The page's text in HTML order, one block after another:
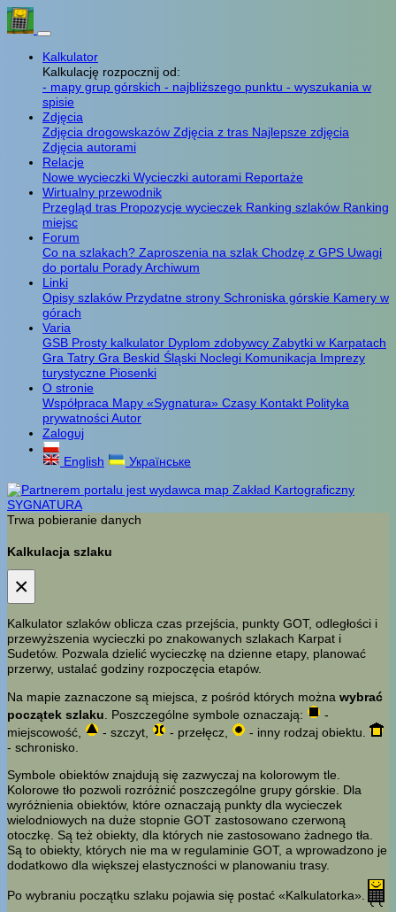
Kalkulator
Kalkulację rozpocznij od:
- mapy grup górskich - najbliższego punktu - wyszukania w
spisie
Zdjęcia
Zdjęcia drogowskazów Zdjęcia z tras Najlepsze zdjęcia
Zdjęcia autorami
Relacje
Nowe wycieczki Wycieczki autorami Reportaże
Wirtualny przewodnik
Przegląd tras Propozycje wycieczek Ranking szlaków Ranking
miejsc
Forum
Co na szlakach? Zaproszenia na szlak Chodzę z GPS Uwagi
do portalu PoradyArchiwum
Linki
Opisy szlaków Przydatne strony Schroniska górskie Kamery w
górach
Varia
GSB Prosty kalkulator Dyplom zdobywcy Zabytki w Karpatach
Gra Tatry Gra Beskid Śląski Noclegi Komunikacja Imprezy
turystyczne Piosenki
O stronie
Współpraca Mapy «Sygnatura» Czasy Kontakt Polityka
prywatnościAutor
Zaloguj
English
Українське
Trwa pobieranie danych
Kalkulacja szlaku
×
Kalkulator szlaków oblicza czas przejścia, punkty GOT, odległości i
przewyższenia wycieczki po znakowanych szlakach Karpat i
Sudetów. Pozwala dzielić wycieczkę na dzienne etapy, planować
przerwy, ustalać godziny rozpoczęcia etapów.
Na mapie zaznaczone są miejsca, z pośród których można wybrać
początek szlaku . Poszczególne symbole oznaczają:
-
miejscowość,
- szczyt, - przełęcz,
- inny rodzaj obiektu.
- schronisko.
Symbole obiektów znajdują się zazwyczaj na kolorowym tle.
Kolorowe tło pozwoli rozróżnić poszczególne grupy górskie. Dla
wyróżnienia obiektów, które oznaczają punkty dla wycieczek
wielodniowych na duże stopnie GOT zastosowano czerwoną
otoczkę. Są też obiekty, dla których nie zastosowano żadnego tła.
Są to obiekty, których nie ma w regulaminie GOT, a wprowadzono je
dodatkowo dla większej elastyczności w planowaniu trasy.
Po wybraniu początku szlaku pojawia się postać «Kalkulatorka».